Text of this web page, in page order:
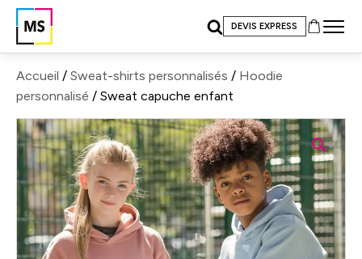
DEVIS EXPRESS
Accueil / Sweat-shirts personnalisés / Hoodie
personnalisé / Sweat capuche enfant